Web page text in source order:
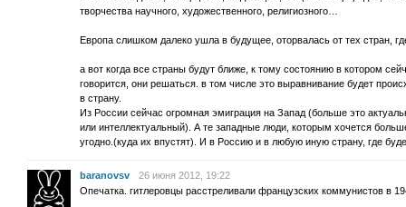
творчества научного, художественного, религиозного…
Европа слишком далеко ушла в будущее, оторвалась от тех стран,
а вот когда все страны будут ближе, к тому состоянию в котором
говорится, они решаться. в том числе это выравнивание будет
в страну.
Из России сейчас огромная эмиграция на Запад (больше это
или интеллектуальный). А те западные люди, которым хочется
угодно.(куда их впустят). И в Россию и в любую иную страну, где
baranovsv
26 июня 2012, 19:22
Опечатка. гитлеровцы расстреливали французских коммунистов в